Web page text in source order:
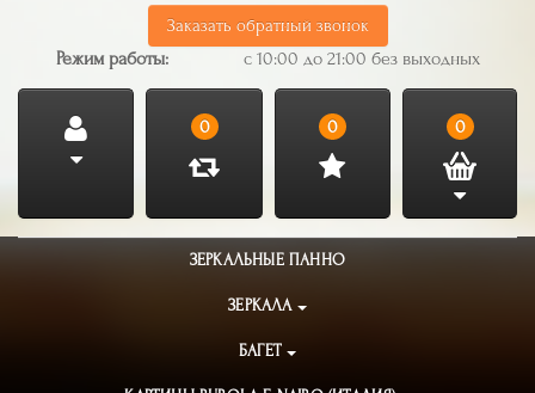
Заказать обратный звонок
Режим работы: с 10:00 до 21:00 без выходных
0 0 0
ЗЕРКАЛЬНЫЕ ПАННО
ЗЕРКАЛА
БАГЕТ